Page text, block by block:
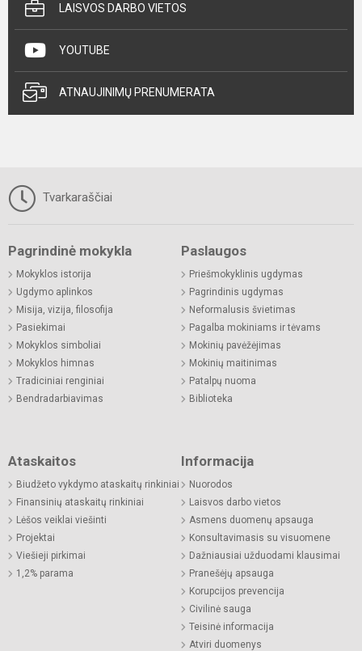
LAISVOS DARBO VIETOS
YOUTUBE
ATNAUJINIMŲ PRENUMERATA
Tvarkaraščiai
Pagrindinė mokykla
Mokyklos istorija
Ugdymo aplinkos
Misija, vizija, filosofija
Pasiekimai
Mokyklos simboliai
Mokyklos himnas
Tradiciniai renginiai
Bendradarbiavimas
Paslaugos
Priešmokyklinis ugdymas
Pagrindinis ugdymas
Neformalusis švietimas
Pagalba mokiniams ir tėvams
Mokinių pavėžėjimas
Mokinių maitinimas
Patalpų nuoma
Biblioteka
Ataskaitos
Biudžeto vykdymo ataskaitų rinkiniai
Finansinių ataskaitų rinkiniai
Lėšos veiklai viešinti
Projektai
Viešieji pirkimai
1,2% parama
Informacija
Nuorodos
Laisvos darbo vietos
Asmens duomenų apsauga
Konsultavimasis su visuomene
Dažniausiai užduodami klausimai
Pranešėjų apsauga
Korupcijos prevencija
Civilinė sauga
Teisinė informacija
Atviri duomenys